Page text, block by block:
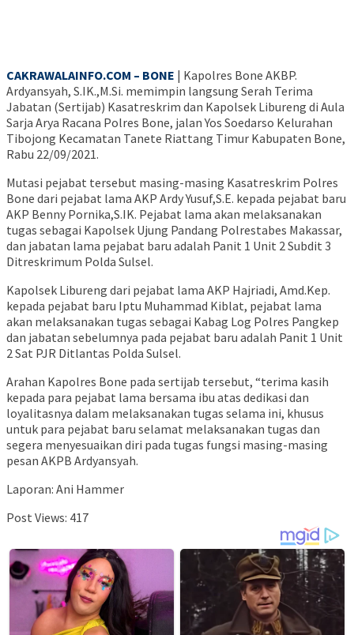
CAKRAWALAINFO.COM – BONE | Kapolres Bone AKBP.
Ardyansyah, S.IK.,M.Si. memimpin langsung Serah Terima
Jabatan (Sertijab) Kasatreskrim dan Kapolsek Libureng di Aula
Sarja Arya Racana Polres Bone, jalan Yos Soedarso Kelurahan
Tibojong Kecamatan Tanete Riattang Timur Kabupaten Bone,
Rabu 22/09/2021.
Mutasi pejabat tersebut masing-masing Kasatreskrim Polres
Bone dari pejabat lama AKP Ardy Yusuf,S.E. kepada pejabat baru
AKP Benny Pornika,S.IK. Pejabat lama akan melaksanakan
tugas sebagai Kapolsek Ujung Pandang Polrestabes Makassar,
dan jabatan lama pejabat baru adalah Panit 1 Unit 2 Subdit 3
Ditreskrimum Polda Sulsel.
Kapolsek Libureng dari pejabat lama AKP Hajriadi, Amd.Kep.
kepada pejabat baru Iptu Muhammad Kiblat, pejabat lama
akan melaksanakan tugas sebagai Kabag Log Polres Pangkep
dan jabatan sebelumnya pada pejabat baru adalah Panit 1 Unit
2 Sat PJR Ditlantas Polda Sulsel.
Arahan Kapolres Bone pada sertijab tersebut, “terima kasih
kepada para pejabat lama bersama ibu atas dedikasi dan
loyalitasnya dalam melaksanakan tugas selama ini, khusus
untuk para pejabat baru selamat melaksanakan tugas dan
segera menyesuaikan diri pada tugas fungsi masing-masing
pesan AKPB Ardyansyah.
Laporan: Ani Hammer
Post Views: 417